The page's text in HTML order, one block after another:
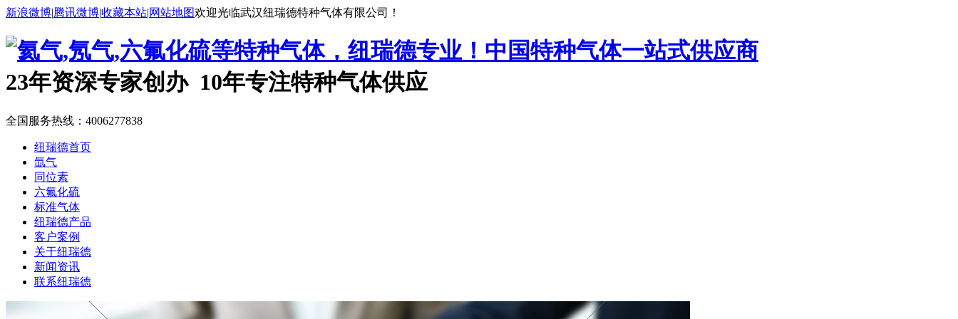
新浪微博|腾讯微博|收藏本站|网站地图欢迎光临武汉纽瑞德特种气体有限公司！
中国特种气体一站式供应商
23年资深专家创办 10年专注特种气体供应
全国服务热线： 4006277838
纽瑞德首页
氙气
同位素
六氟化硫
标准气体
纽瑞德产品
客户案例
关于纽瑞德
新闻资讯
联系纽瑞德